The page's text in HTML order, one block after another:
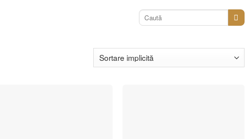
Caută
după: